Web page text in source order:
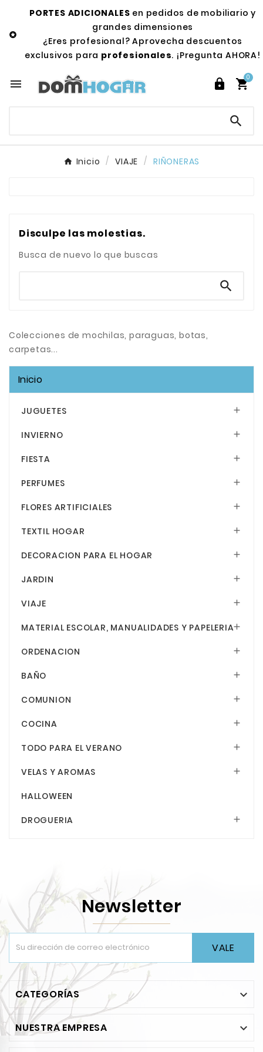

PORTES ADICIONALES en pedidos de mobiliario y
grandes dimensiones
¿Eres profesional? Aprovecha descuentos
exclusivos para profesionales. ¡Pregunta AHORA!
  
0

Inicio VIAJE RIÑONERAS
Disculpe las molestias.
Busca de nuevo lo que buscas

Colecciones de mochilas, paraguas, botas,
carpetas...
Inicio
JUGUETES 
INVIERNO 
FIESTA 
PERFUMES 
FLORES ARTIFICIALES 
TEXTIL HOGAR 
DECORACION PARA EL HOGAR 
JARDIN 
VIAJE 
MATERIAL ESCOLAR, MANUALIDADES Y PAPELERIA
ORDENACION 
BAÑO 
COMUNION 
COCINA 
TODO PARA EL VERANO 
VELAS Y AROMAS 
HALLOWEEN
DROGUERIA 
Newsletter
VALE
CATEGORÍAS 
NUESTRA EMPRESA 